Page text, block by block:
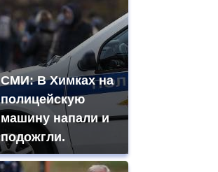
СМИ: В Химках на
полицейскую
машину напали и
подожгли.